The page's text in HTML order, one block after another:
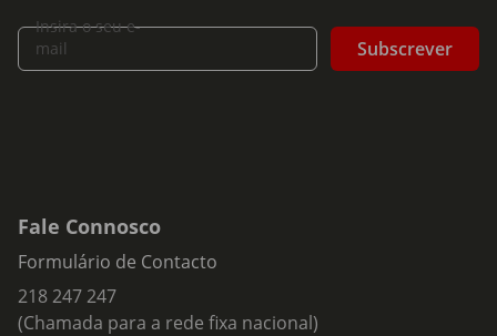
Insira o seu e-
mail
Subscrever
Fale Connosco
Formulário de Contacto
218 247 247
(Chamada para a rede fixa nacional)